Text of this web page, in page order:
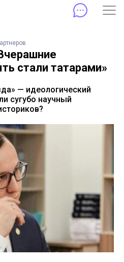
стали татарами»
— идеологический
сугубо научный